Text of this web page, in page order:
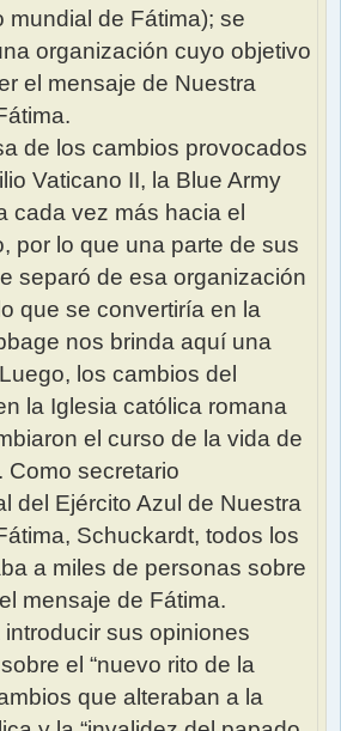
mundial de Fátima); se
organización cuyo objetivo
el mensaje de Nuestra
de los cambios provocados
Vaticano II, la Blue Army
cada vez más hacia el
por lo que una parte de sus
separó de esa organización
que se convertiría en la
nos brinda aquí una
los cambios del
la Iglesia católica romana
el curso de la vida de
Como secretario
del Ejército Azul de Nuestra
Schuckardt, todos los
a miles de personas sobre
mensaje de Fátima.
sus opiniones
el “nuevo rito de la
que alteraban a la